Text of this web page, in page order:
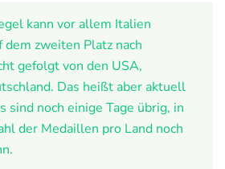
kann vor allem Italien
dem zweiten Platz nach
gefolgt von den USA,
Das heißt aber aktuell
sind noch einige Tage übrig, in
der Medaillen pro Land noch